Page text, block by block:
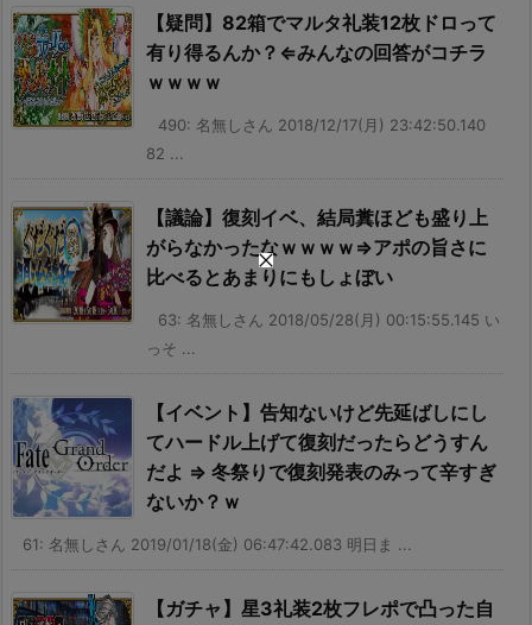
【疑問】82箱でマルタ礼装12枚ドロって
有り得るんか？⇐みんなの回答がコチラ
ｗｗｗｗ
490: 名無しさん 2018/12/17(月) 23:42:50.140
82 ...
【議論】復刻イベ、結局糞ほども盛り上
がらなかったなｗｗｗｗ⇒アポの旨さに
比べるとあまりにもしょぼい
63: 名無しさん 2018/05/28(月) 00:15:55.145 い
っそ ...
【イベント】告知ないけど先延ばしにし
てハードル上げて復刻だったらどうすん
だよ ⇒ 冬祭りで復刻発表のみって辛すぎ
ないか？ｗ
61: 名無しさん 2019/01/18(金) 06:47:42.083 明日ま ...
【ガチャ】星3礼装2枚フレポで凸った自